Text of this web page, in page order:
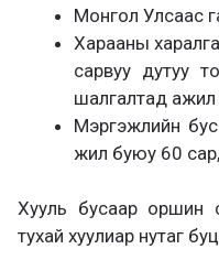
Монгол Улсаас
Харааны
сарвуу дутуу
шалгалтад ажил
Мэргэжлийн
жил буюу 60 сар,
Хууль бусаар оршин
тухай хуулиар нутаг